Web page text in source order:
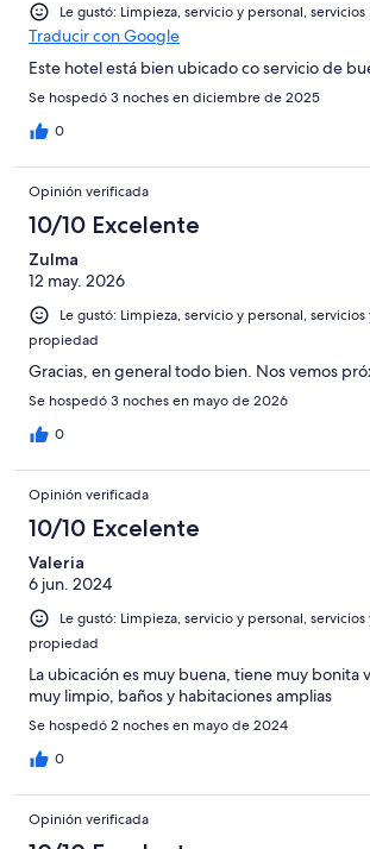
Le gustó: Limpieza, servicio y personal, servicios
Traducir con Google
Este hotel está bien ubicado co servicio de
Se hospedó 3 noches en diciembre de 2025
0
Opinión verificada
10/10 Excelente
Zulma
12 may. 2026
Le gustó: Limpieza, servicio y personal,
propiedad
Gracias, en general todo bien. Nos vemos
Se hospedó 3 noches en mayo de 2026
0
Opinión verificada
10/10 Excelente
Valeria
6 jun. 2024
Le gustó: Limpieza, servicio y personal,
propiedad
La ubicación es muy buena, tiene muy bonita
muy limpio, baños y habitaciones amplias
Se hospedó 2 noches en mayo de 2024
0
Opinión verificada